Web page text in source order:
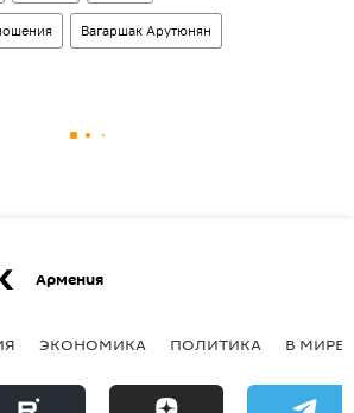
Вагаршак Арутюнян
Армения
ЭКОНОМИКА ПОЛИТИКА В МИРЕ